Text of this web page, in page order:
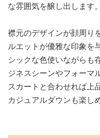
な雰囲気を醸し出します。
襟元のデザインが顔周り
ルエットが優雅な印象を
シックな色使いながらも
ジネスシーンやフォーマ
スカートと合わせれば上
カジュアルダウンも楽し